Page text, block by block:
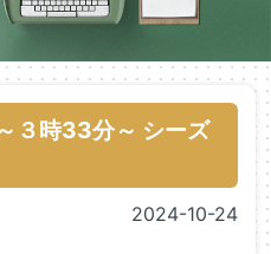
３時33分～ シーズ
2024-10-24